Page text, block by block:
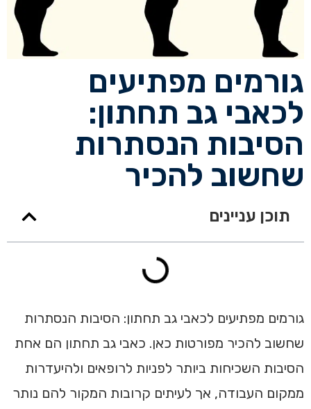
גורמים מפתיעים
לכאבי גב תחתון:
הסיבות הנסתרות
שחשוב להכיר
תוכן עניינים
גורמים מפתיעים לכאבי גב תחתון: הסיבות הנסתרות
שחשוב להכיר מפורטות כאן. כאבי גב תחתון הם אחת
הסיבות השכיחות ביותר לפניות לרופאים ולהיעדרות
ממקום העבודה, אך לעיתים קרובות המקור להם נותר